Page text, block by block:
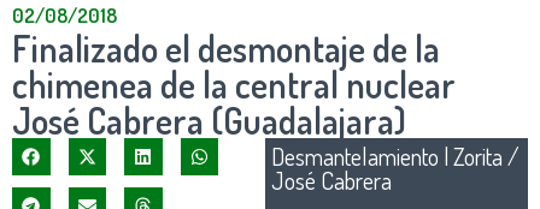
02/08/2018
Finalizado el desmontaje de la
chimenea de la central nuclear
José Cabrera (Guadalajara)
Desmantelamiento |Zorita /
José Cabrera